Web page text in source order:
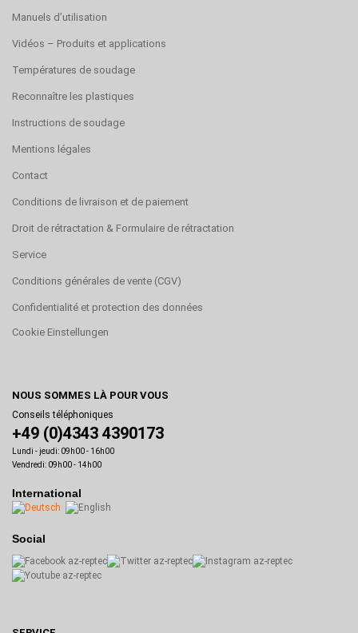
Manuels d’utilisation
Vidéos – Produits et applications
Températures de soudage
Reconnaître les plastiques
Instructions de soudage
Mentions légales
Contact
Conditions de livraison et de paiement
Droit de rétractation & Formulaire de rétractation
Service
Conditions générales de vente (CGV)
Confidentialité et protection des données
Cookie Einstellungen
NOUS SOMMES LÀ POUR VOUS
Conseils téléphoniques
+49 (0)4343 4390173
Lundi - jeudi: 09h00 - 16h00
Vendredi: 09h00 - 14h00
International
Social